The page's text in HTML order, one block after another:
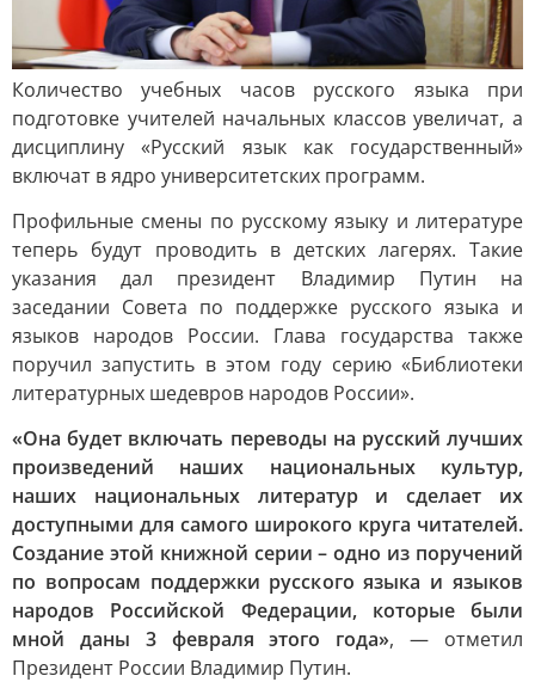
Количество учебных часов русского языка при
подготовке учителей начальных классов увеличат, а
дисциплину «Русский язык как государственный»
включат в ядро университетских программ.
Профильные смены по русскому языку и литературе
теперь будут проводить в детских лагерях. Такие
указания дал президент Владимир Путин на
заседании Совета по поддержке русского языка и
языков народов России. Глава государства также
поручил запустить в этом году серию «Библиотеки
литературных шедевров народов России».
«Она будет включать переводы на русский лучших
произведений наших национальных культур,
наших национальных литератур и сделает их
доступными для самого широкого круга читателей.
Создание этой книжной серии – одно из поручений
по вопросам поддержки русского языка и языков
народов Российской Федерации, которые были
мной даны 3 февраля этого года», — отметил
Президент России Владимир Путин.